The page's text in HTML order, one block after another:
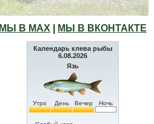
МЫ В МАХ МЫ В ВКОНТАКТЕ
Календарь клева рыбы
6.08.2026
Язь
Утро День Вечер Ночь